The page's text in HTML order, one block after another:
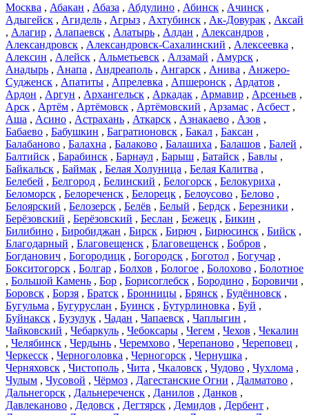
Москва , Абакан , Абаза , Абдулино , Абинск , Ачинск ,
Адыгейск , Агидель , Агрыз , Ахтубинск , Ак-Довурак , Аксай
, Алагир , Алапаевск , Алатырь , Алдан , Александров ,
Александровск , Александровск-Сахалинский , Алексеевка ,
Алексин , Алейск , Альметьевск , Алзамай , Амурск ,
Анадырь , Анапа , Андреаполь , Ангарск , Анива , Анжеро-
Судженск , Апатиты , Апрелевка , Апшеронск , Ардатов ,
Ардон , Аргун , Архангельск , Аркадак , Армавир , Арсеньев ,
Арск , Артём , Артёмовск , Артёмовский , Арзамас , Асбест ,
Аша , Асино , Астрахань , Аткарск , Азнакаево , Азов ,
Бабаево , Бабушкин , Багратионовск , Бакал , Баксан ,
Балабаново , Балахна , Балаково , Балашиха , Балашов , Балей ,
Балтийск , Барабинск , Барнаул , Барыш , Батайск , Бавлы ,
Байкальск , Баймак , Белая Холуница , Белая Калитва ,
Белебей , Белгород , Белинский , Белогорск , Белокуриха ,
Беломорск , Белореченск , Белорецк , Белоусово , Белово ,
Белоярский , Белозерск , Белёв , Белый , Бердск , Березники ,
Берёзовский , Берёзовский , Беслан , Бежецк , Бикин ,
Билибино , Биробиджан , Бирск , Бирюч , Бирюсинск , Бийск ,
Благодарный , Благовещенск , Благовещенск , Бобров ,
Богданович , Богородицк , Богородск , Боготол , Богучар ,
Бокситогорск , Болгар , Болхов , Бологое , Болохово , Болотное
, Большой Камень , Бор , Борисоглебск , Бородино , Боровичи ,
Боровск , Борзя , Братск , Бронницы , Брянск , Будённовск ,
Бугульма , Бугуруслан , Буинск , Бутурлиновка , Буй ,
Буйнакск , Бузулук , Чадан , Чапаевск , Чаплыгин ,
Чайковский , Чебаркуль , Чебоксары , Чегем , Чехов , Чекалин
, Челябинск , Чердынь , Черемхово , Черепаново , Череповец ,
Черкесск , Черноголовка , Черногорск , Чернушка ,
Черняховск , Чистополь , Чита , Чкаловск , Чудово , Чухлома ,
Чулым , Чусовой , Чёрмоз , Дагестанские Огни , Далматово ,
Дальнегорск , Дальнереченск , Данилов , Данков ,
Давлеканово , Дедовск , Дегтярск , Демидов , Дербент ,